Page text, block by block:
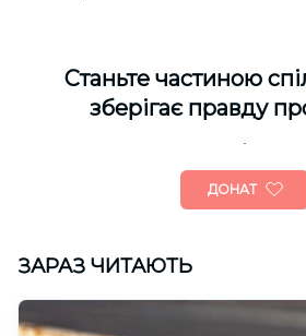
Cтаньте частиною
зберігає правду
ДОНАТ
ЗАРАЗ ЧИТАЮТЬ